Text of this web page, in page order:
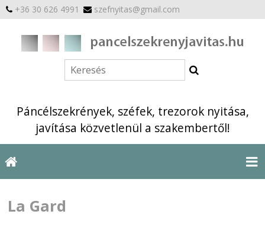
+36 30 626 4991 szefnyitas@gmail.com
Páncélszekrények, széfek, trezorok nyitása,
javítása közvetlenül a szakembertől!
La Gard